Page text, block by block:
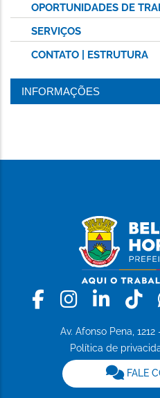
OPORTUNIDADES DE
SERVIÇOS
CONTATO | ESTRUTURA
INFORMAÇÕES
Facebook
Av. Afonso Pena,
Política de
FALE